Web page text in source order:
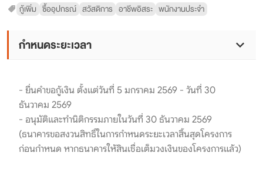
กู้เพิ่ม ซื้ออุปกรณ์ สวัสดิการ อาชีพอิสระ พนักงานประจำ
กำหนดระยะเวลา
- ยื่นคำขอกู้เงิน ตั้งแต่วันที่ 5 มกราคม 2569 - วันที่ 30
ธันวาคม 2569
- อนุมัติและทำนิติกรรมภายในวันที่ 30 ธันวาคม 2569
(ธนาคารขอสงวนสิทธิ์ในการกำหนดระยะเวลาสิ้นสุดโครงการ
ก่อนกำหนด หากธนาคารให้สินเชื่อเต็มวงเงินของโครงการแล้ว)